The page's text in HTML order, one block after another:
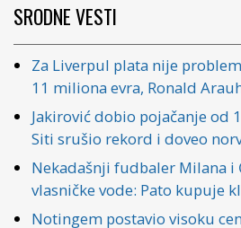
SRODNE VESTI
Za Liverpul plata nije
11 miliona evra, Ronald
Jakirović dobio pojačanje od
Siti srušio rekord i doveo
Nekadašnji fudbaler Milana i
vlasničke vode: Pato kupuje
Notingem postavio visoku